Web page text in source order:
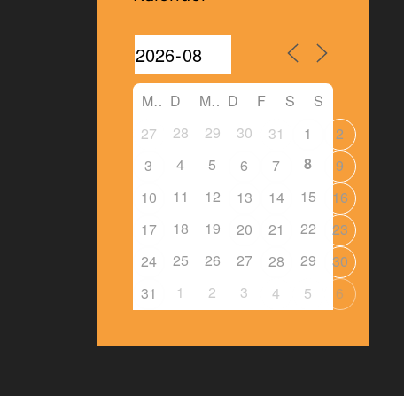
M D M D F S
S
27
28 29 30 31 1
2
3
4 5 6 7 8
9
10
11 12 13 14 15
16
17
18 19 20 21 22
23
24
25 26 27 28 29
30
31
1 2 3 4 5 6